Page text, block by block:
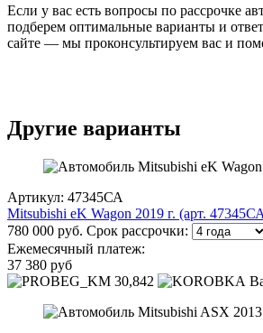
Если у вас есть вопросы по рассрочке
подберем оптимальные варианты и
сайте — мы проконсультируем вас и
Другие варианты
Артикул: 47345СА
Mitsubishi eK Wagon 2019 г. (арт.
780 000 руб. Срок рассрочки:
Ежемесячный платеж:
37 380 руб
30,842